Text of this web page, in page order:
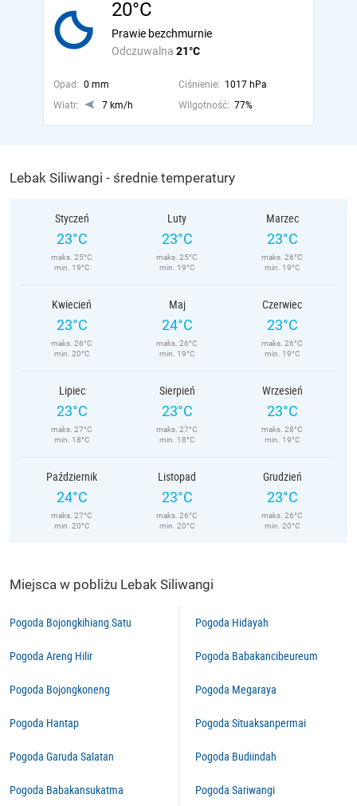
20°C
Odczuwalna 21°C
Prawie bezchmurnie
Opad: 0 mm Ciśnienie: 1017 hPa
Wiatr:
7 km/h Wilgotność: 77%
Lebak Siliwangi - średnie temperatury
Styczeń
23°C
maks. 25°C
min. 19°C
Luty
23°C
maks. 25°C
min. 19°C
Marzec
23°C
maks. 26°C
min. 19°C
Kwiecień
23°C
maks. 26°C
min. 20°C
Maj
24°C
maks. 26°C
min. 19°C
Czerwiec
23°C
maks. 26°C
min. 19°C
Lipiec
23°C
maks. 27°C
min. 18°C
Sierpień
23°C
maks. 27°C
min. 18°C
Wrzesień
23°C
maks. 28°C
min. 19°C
Październik
24°C
maks. 27°C
min. 20°C
Listopad
23°C
maks. 26°C
min. 20°C
Grudzień
23°C
maks. 26°C
min. 20°C
Miejsca w pobliżu Lebak Siliwangi
Pogoda Bojongkihiang Satu
Pogoda Areng Hilir
Pogoda Bojongkoneng
Pogoda Hantap
Pogoda Garuda Salatan
Pogoda Babakansukatma
Pogoda Hidayah
Pogoda Babakancibeureum
Pogoda Megaraya
Pogoda Situaksanpermai
Pogoda Budiindah
Pogoda Sariwangi